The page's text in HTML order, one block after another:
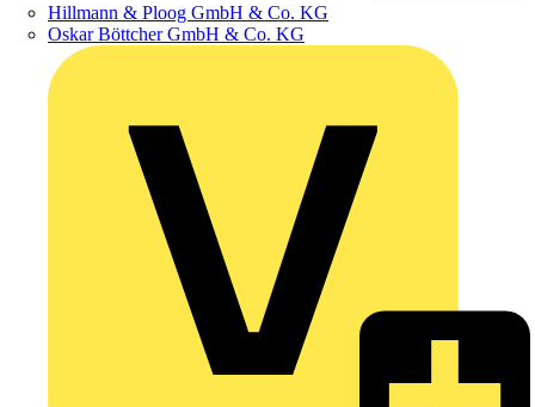
Hillmann & Ploog GmbH & Co. KG
Oskar Böttcher GmbH & Co. KG